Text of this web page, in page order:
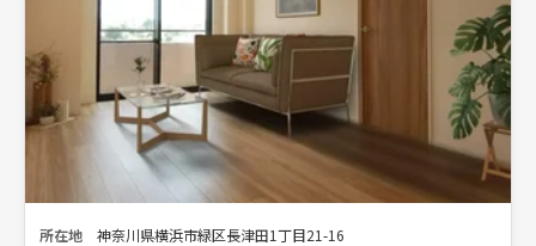
所在地
神奈川県横浜市緑区長津田1丁目21-16